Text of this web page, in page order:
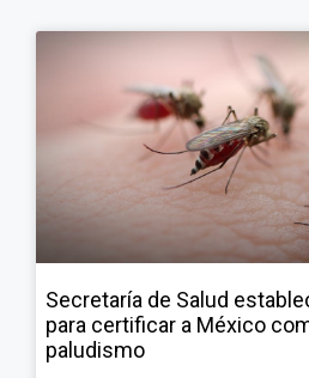
Secretaría de Salud
para certificar a México
paludismo